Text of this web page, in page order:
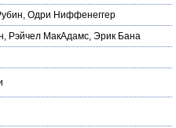
, Одри Ниффенеггер
, Рэйчел МакАдамс, Эрик Бана